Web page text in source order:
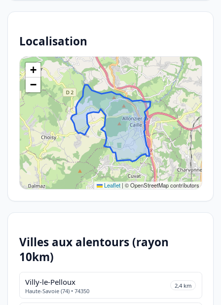
Localisation
+
−
Leaflet | © OpenStreetMap contributors
Villes aux alentours (rayon
10km)
Villy-le-Pelloux
Haute-Savoie (74) • 74350
2,4 km